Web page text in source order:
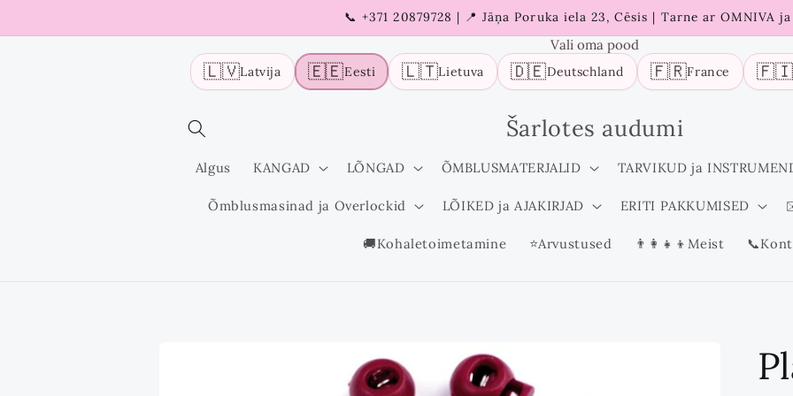
juurde
📞 +371 20879728 | 📍 Jāņa Poruka iela 23, Cēsis | Tarne ar OMNIVA
Vali oma pood
🇱🇻Latvija 🇪🇪Eesti 🇱🇹Lietuva 🇩🇪Deutschland 🇫🇷France 🇫🇮
Šarlotes audumi
Algus KANGAD LÕNGAD ÕMBLUSMATERJALID TARVIKUD ja
Õmblusmasinad ja Overlockid LÕIKED ja AJAKIRJAD ERITI PAKKUMISED
🚚Kohaletoimetamine ⭐Arvustused 👨‍👩‍👧‍👦Meist